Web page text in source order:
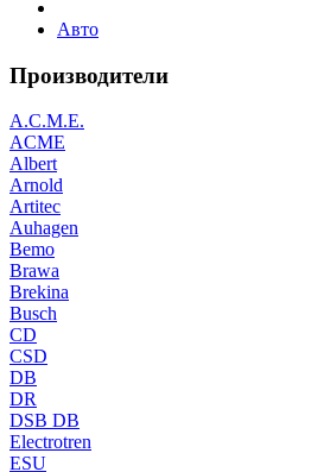
Авто
Производители
A.C.M.E.
ACME
Albert
Arnold
Artitec
Auhagen
Bemo
Brawa
Brekina
Busch
CD
CSD
DB
DR
DSB DB
Electrotren
ESU